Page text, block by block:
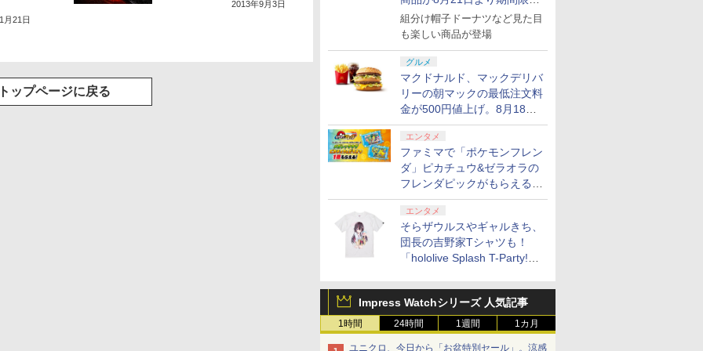
で発売
組分け帽子ドーナツなど見た目
も楽しい商品が登場
グルメ
マクドナルド、マックデリバ
リーの朝マックの最低注文料
金が500円値上げ。8月18日
より1,500円から受付
エンタメ
ファミマで「ポケモンフレン
ダ」ピカチュウ&ゼラオラの
フレンダピックがもらえるキ
ャンペーン開催！
エンタメ
そらザウルスやギャルきち、
団長の吉野家Tシャツも！
「hololive Splash T-Party!」
＆オンライン販売開始
Impress Watchシリーズ 人気記事
1時間 24時間 1週間 1カ月
ユニクロ、今日から「お盆特別セール」。涼感
月21日
2013年9月3日
トップページに戻る